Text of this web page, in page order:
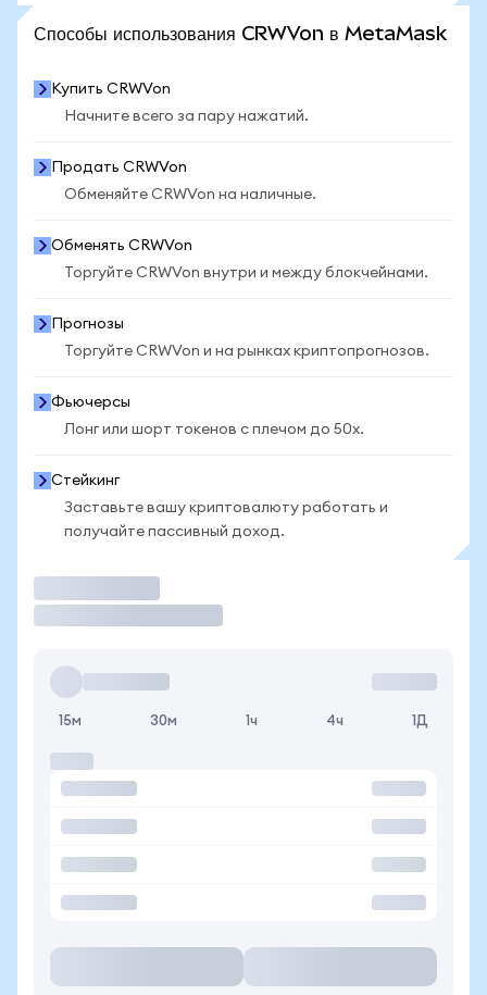
Способы использования CRWVon в MetaMask
Купить CRWVon
Начните всего за пару нажатий.
Продать CRWVon
Обменяйте CRWVon на наличные.
Обменять CRWVon
Торгуйте CRWVon внутри и между блокчейнами.
Прогнозы
Торгуйте CRWVon и на рынках криптопрогнозов.
Фьючерсы
Лонг или шорт токенов с плечом до 50x.
Стейкинг
Заставьте вашу криптовалюту работать и
получайте пассивный доход.
15м 30м 1ч 4ч 1Д